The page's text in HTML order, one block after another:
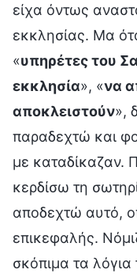
είχα όντως
εκκλησίας. Μα
«υπηρέτες του
εκκλησία», «να
αποκλειστούν»,
παραδεχτώ και
με καταδίκαζαν.
κερδίσω τη
αποδεχτώ αυτό,
επικεφαλής.
σκόπιμα τα λόγια